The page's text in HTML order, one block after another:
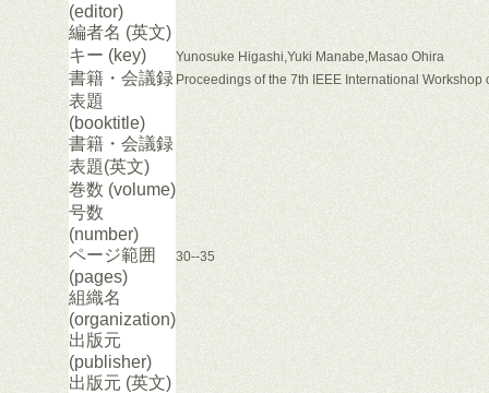
(editor)
編者名 (英文)
キー (key)
Yunosuke Higashi,Yuki Manabe,Masao Ohira
書籍・会議録
表題
(booktitle)
Proceedings of the 7th IEEE International
書籍・会議録
表題(英文)
巻数 (volume)
号数
(number)
ページ範囲
(pages)
30--35
組織名
(organization)
出版元
(publisher)
出版元 (英文)